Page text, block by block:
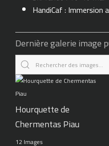
HandiCaf : Immersion
Dernière galerie image
Hourquette de
Chermentas Piau
12 Images